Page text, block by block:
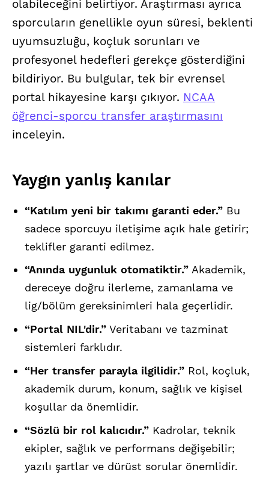
olabileceğini belirtiyor. Araştırması ayrıca
sporcuların genellikle oyun süresi, beklenti
uyumsuzluğu, koçluk sorunları ve
profesyonel hedefleri gerekçe gösterdiğini
bildiriyor. Bu bulgular, tek bir evrensel
portal hikayesine karşı çıkıyor. NCAA
öğrenci-sporcu transfer araştırmasını
inceleyin.
Yaygın yanlış kanılar
“Katılım yeni bir takımı garanti eder.”Bu
sadece sporcuyu iletişime açık hale getirir;
teklifler garanti edilmez.
“Anında uygunluk otomatiktir.”Akademik,
dereceye doğru ilerleme, zamanlama ve
lig/bölüm gereksinimleri hala geçerlidir.
“Portal NIL'dir.”Veritabanı ve tazminat
sistemleri farklıdır.
“Her transfer parayla ilgilidir.”Rol, koçluk,
akademik durum, konum, sağlık ve kişisel
koşullar da önemlidir.
“Sözlü bir rol kalıcıdır.”Kadrolar, teknik
ekipler, sağlık ve performans değişebilir;
yazılı şartlar ve dürüst sorular önemlidir.